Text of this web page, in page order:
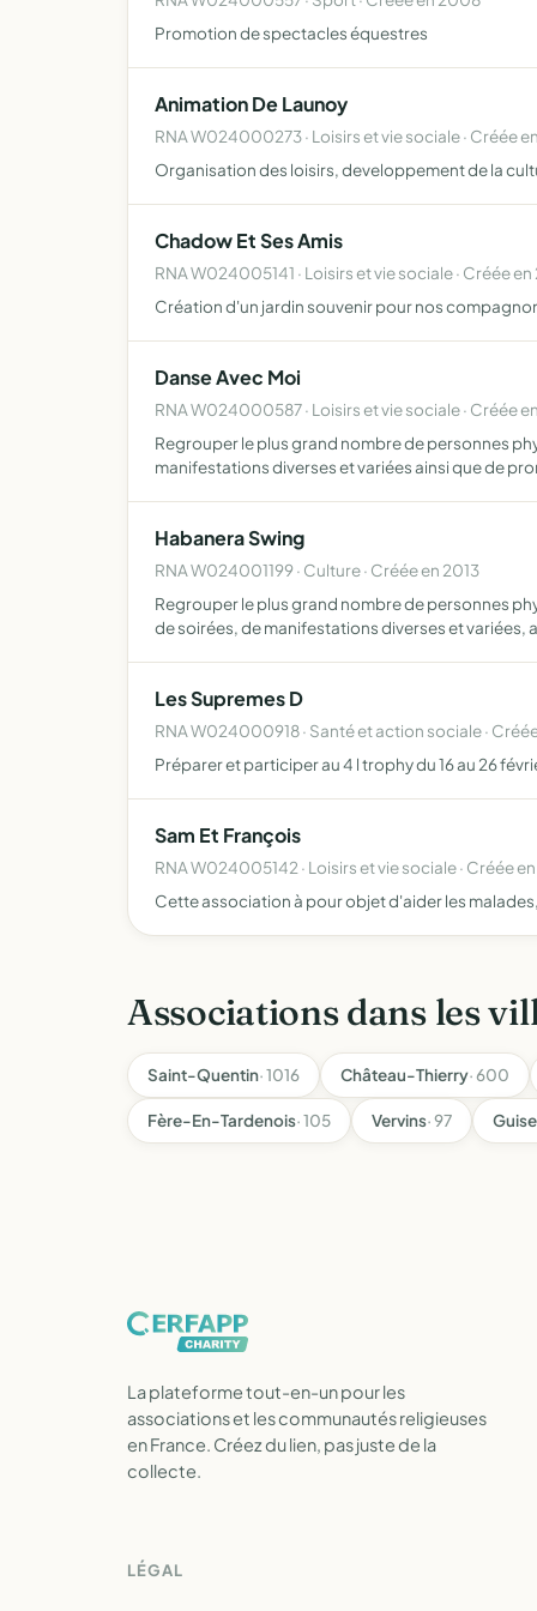
Promotion de spectacles équestres
Animation De Launoy
RNA W024000273 · Loisirs et vie sociale · Créée
Organisation des loisirs, developpement de la
Chadow Et Ses Amis
RNA W024005141 · Loisirs et vie sociale · Créée
Création d'un jardin souvenir pour nos
Danse Avec Moi
RNA W024000587 · Loisirs et vie sociale · Créée
Regrouper le plus grand nombre de personnes
manifestations diverses et variées ainsi que de
Habanera Swing
RNA W024001199 · Culture · Créée en 2013
Regrouper le plus grand nombre de personnes
de soirées, de manifestations diverses et variées,
Les Supremes D
RNA W024000918 · Santé et action sociale ·
Préparer et participer au 4 l trophy du 16 au 26
Sam Et François
RNA W024005142 · Loisirs et vie sociale · Créée
Cette association à pour objet d'aider les
Associations dans les
Saint-Quentin· 1016 Château-Thierry· 600
Fère-En-Tardenois· 105 Vervins· 97 Guise
La plateforme tout-en-un pour les
associations et les communautés religieuses
en France. Créez du lien, pas juste de la
collecte.
LÉGAL